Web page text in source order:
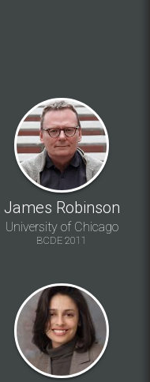
James Robinson
University of Chicago
BCDE 2011